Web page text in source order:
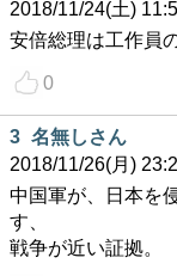
2018/11/24(土)
安倍総理は工作員
0
3 名無しさん
2018/11/26(月)
中国軍が、日本を
す、
戦争が近い証拠。